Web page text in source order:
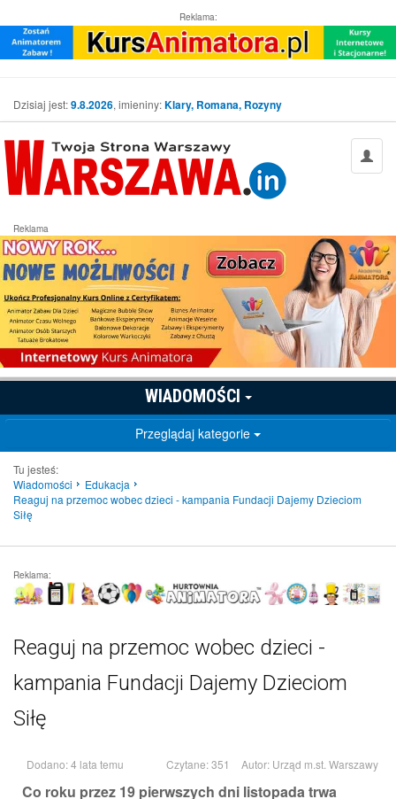
Reklama:
Dzisiaj jest:9.8.2026, imieniny:Klary, Romana, Rozyny
Reklama
WIADOMOŚCI
Przeglądaj kategorie
Tu jesteś:
Wiadomości
Edukacja
Reaguj na przemoc wobec dzieci - kampania Fundacji Dajemy Dzieciom
Siłę
Reklama:
Reaguj na przemoc wobec dzieci -
kampania Fundacji Dajemy Dzieciom
Siłę
Dodano: 4 lata temu Czytane: 351 Autor: Urząd m.st. Warszawy
Co roku przez 19 pierwszych dni listopada trwa